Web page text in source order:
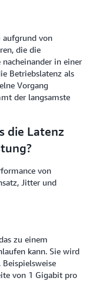
aufgrund von
die die
nacheinander in einer
Betriebslatenz als
Vorgang
der langsamste
die Latenz
von
Jitter und
zu einem
kann. Sie wird
von 1 Gigabit pro